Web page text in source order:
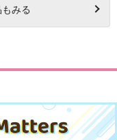
みる